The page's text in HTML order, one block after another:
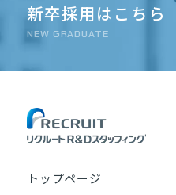
新卒採用はこちら
NEW GRADUATE
トップページ